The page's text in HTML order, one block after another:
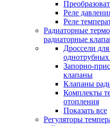
Реле
Реле
Радиаторные
радиаторные
Дроссели
однотрубных
Запорно-
клапаны
Клапаны
Комплекты
отопления
Показать все
Регуляторы